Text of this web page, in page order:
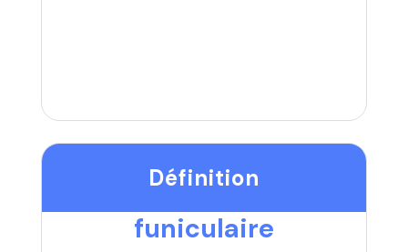
Définition
funiculaire